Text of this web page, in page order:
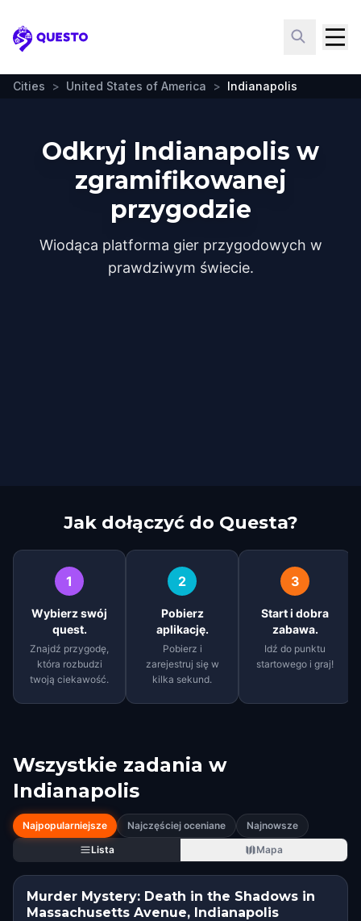
Questo
Cities > United States of America > Indianapolis
Odkryj Indianapolis w
zgramifikowanej
przygodzie
Wiodąca platforma gier przygodowych w
prawdziwym świecie.
Jak dołączyć do Questa?
1
Wybierz swój
quest.
Znajdź przygodę,
która rozbudzi
twoją ciekawość.
2
Pobierz
aplikację.
Pobierz i
zarejestruj się w
kilka sekund.
3
Start i dobra
zabawa.
Idź do punktu
startowego i graj!
Wszystkie zadania w
Indianapolis
Najpopularniejsze Najczęściej oceniane
Najnowsze
Lista
Mapa
Murder Mystery: Death in the Shadows in
Massachusetts Avenue, Indianapolis